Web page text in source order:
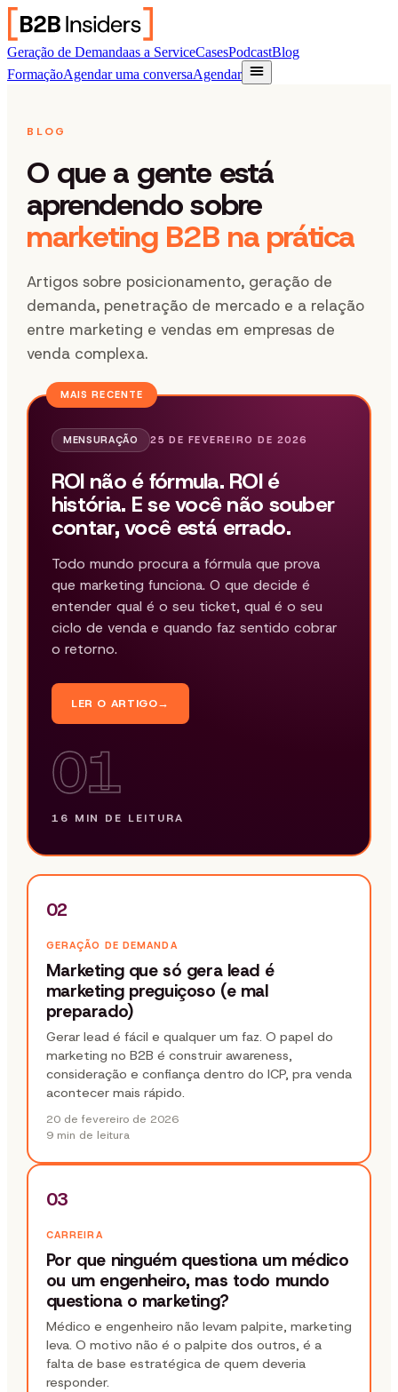
Geração de Demandaas a ServiceCasesPodcastBlog
FormaçãoAgendar uma conversaAgendar
BLOG
O que a gente está
aprendendo sobre
marketing B2B na prática
Artigos sobre posicionamento, geração de
demanda, penetração de mercado e a relação
entre marketing e vendas em empresas de
venda complexa.
MAIS RECENTE
MENSURAÇÃO 25 DE FEVEREIRO DE 2026
ROI não é fórmula. ROI é
história. E se você não souber
contar, você está errado.
Todo mundo procura a fórmula que prova
que marketing funciona. O que decide é
entender qual é o seu ticket, qual é o seu
ciclo de venda e quando faz sentido cobrar
o retorno.
LER O ARTIGO→
01
16 MIN DE LEITURA
02
GERAÇÃO DE DEMANDA
Marketing que só gera lead é
marketing preguiçoso (e mal
preparado)
Gerar lead é fácil e qualquer um faz. O papel do
marketing no B2B é construir awareness,
consideração e confiança dentro do ICP, pra venda
acontecer mais rápido.
20 de fevereiro de 2026
9 min de leitura
03
CARREIRA
Por que ninguém questiona um médico
ou um engenheiro, mas todo mundo
questiona o marketing?
Médico e engenheiro não levam palpite, marketing
leva. O motivo não é o palpite dos outros, é a
falta de base estratégica de quem deveria
responder.